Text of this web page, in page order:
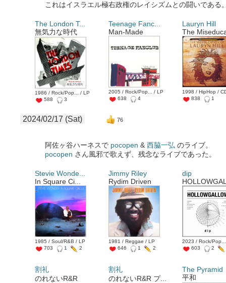
これはイスラエル極右政権のレイシズムとの闘いである
The London T...
無気力な時代
1986 / Rock/Pop... / LP
588
3
Teenage Fanc...
Man-Made
2005 / Rock/Pop... / LP
638
4
Lauryn Hill
The
1998 / HipHop /
838
1
2024/02/17 (Sat) 76
阿佐ヶ谷ハーネスで pocopen &西脇一弘 のライブ。
pocopen さん風邪で歌えず、残念なライブであった。
Stevie Wonde...
In Square Ci...
1985 / Soul/R&B / LP
703
1 2
Jimmy Riley
Rydim Driven
1981 / Reggae / LP
646
1 2
dip
2023 / Rock/
603
2
割礼
のれないR&R
割礼
のれないR&R プ...
The Pyramid
平和